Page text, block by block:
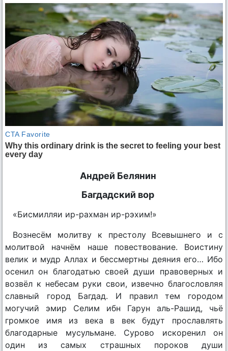
Андрей Белянин
Багдадский вор
«Бисмилляи ир-рахман ир-рэхим!»
Вознесём молитву к престолу Всевышнего и с
молитвой начнём наше повествование. Воистину
велик и мудр Аллах и бессмертны деяния его… Ибо
осенил он благодатью своей души правоверных и
возвёл к небесам руки свои, извечно благословляя
славный город Багдад. И правил тем городом
могучий эмир Селим ибн Гарун аль-Рашид, чьё
громкое имя из века в век будут прославлять
благодарные мусульмане. Сурово искоренил он
один из самых страшных пороков души